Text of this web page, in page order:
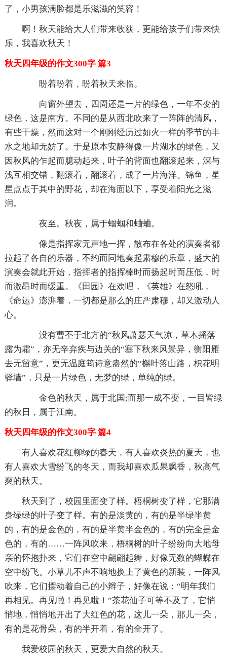
了，小男孩满脸都是乐滋滋的笑容！
啊！秋天能给大人们带来收获，更能给孩子们带来快
乐，我喜欢秋天！
秋天四年级的作文300字 篇3
盼着盼着，盼着秋天来临。
向窗外望去，四周还是一片的绿色，一年不变的
绿色，这是南方。不同的是从西北吹来了一阵阵的清风，
有些干燥，然而这对一个刚刚经历过如火一样的季节的丰
水之地却无妨了。于是原本安静得像一片湖水的绿色，又
因秋风的乍起而臆动起来，叶子的背面也翻滚起来，深与
浅互相交错，翻滚着，翻滚着，成了一片海洋。锦鱼，星
星点点于其中的野花，却在海面以下，享受着阳光之滋
润。
夜至。秋夜，属于蝈蝈和蛐蛐。
像是指挥家无声地一挥，散布在各处的演奏者都
拉起了各自的乐器，不约而同地奏起肃穆的乐章，盛大的
演奏会就此开始，指挥者的指挥棒时而扬起时而压低，时
而激昂时而缓重。《田园》在欢唱，《英雄》在怒吼，
《命运》澎湃着，一切都是那么的庄严肃穆，却又激动人
心。
没有曹丕于北方的“秋风萧瑟天气凉，草木摇落
露为霜”，亦无辛弃疾与边关的“塞下秋来风景异，衡阳雁
去无留意”，更无温庭筠诗意盎然的“槲叶落山路，枳花明
驿墙”，只是一片绿色，无梦的绿，单纯的绿。
金色的秋天，属于北国;而那一成不变，一目皆绿
的秋日，属于江南。
秋天四年级的作文300字 篇4
有人喜欢花红柳绿的春天，有人喜欢炎热的夏天，也
有人喜欢大雪纷飞的冬天，而我却喜欢瓜果飘香，秋高气
爽的秋天。
秋天到了，校园里面变了样。梧桐树变了样，它那满
身绿绿的叶子变了样。有的是淡黄的，有的是半绿半黄
的，有的是金色的，有的是半黄半金色的，有的完全是金
色的，有的……一阵风吹来，梧桐树的叶子纷纷向大地母
亲的怀抱扑来，它们在空中翩翩起舞，好像无数的蝴蝶在
空中纷飞。小草儿不声不响地换上了黄色的新装，一阵风
吹来，它们摆动着自己的小辫子，好像在说：“明年我们
再相见。再见啦！再见啦！”茶花仙子可等不及了，它悄
悄地，悄悄地开出了大红色的花，这儿一朵，那儿一朵，
有的是花骨朵，有的半开着，有的全开了。
我爱校园的秋天，更爱大自然的秋天。